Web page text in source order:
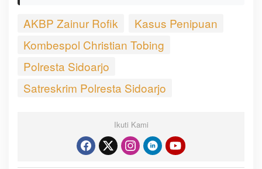
AKBP Zainur Rofik
Kasus Penipuan
Kombespol Christian Tobing
Polresta Sidoarjo
Satreskrim Polresta Sidoarjo
Ikuti Kami